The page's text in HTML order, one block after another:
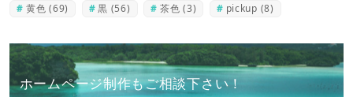
黄色 (69) 黒 (56) 茶色 (3) pickup (8)
ホームページ制作もご相談下さい！